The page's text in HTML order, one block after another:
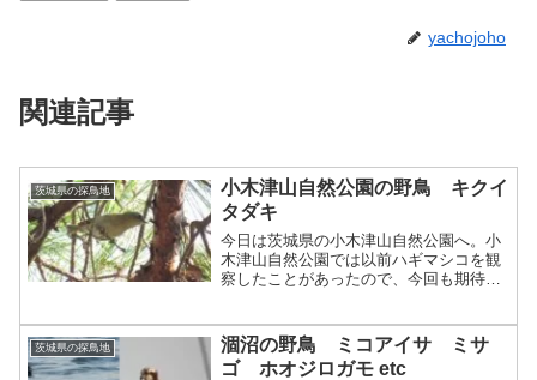
yachojoho
関連記事
茨城県の探鳥地
小木津山自然公園の野鳥 キクイ
タダキ
今日は茨城県の小木津山自然公園へ。小
木津山自然公園では以前ハギマシコを観
察したことがあったので、今回も期待し
っきりと確認はできず。そのマヒワらし
き群れが通過していった木...
茨城県の探鳥地
涸沼の野鳥 ミコアイサ ミサ
ゴ ホオジロガモ etc